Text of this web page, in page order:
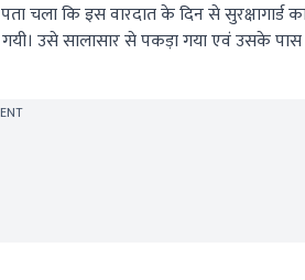
कि इस वारदात के दिन से सुरक्षागार्ड
उसे सालासार से पकड़ा गया एवं उसके पास